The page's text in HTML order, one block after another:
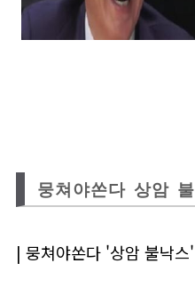
뭉쳐야쏜다 상암
| 뭉쳐야쏜다 '상암 불낙